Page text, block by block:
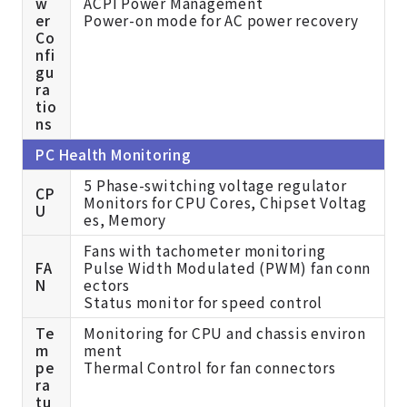
er
Co
nfi
gu
ra
tio
ns
Power-on mode for AC power recovery
PC Health Monitoring
CP
U
5 Phase-switching voltage regulator
Monitors for CPU Cores, Chipset Voltag
es, Memory
FA
N
Fans with tachometer monitoring
Pulse Width Modulated (PWM) fan conn
ectors
Status monitor for speed control
Te
m
pe
ra
tu
Monitoring for CPU and chassis environ
ment
Thermal Control for fan connectors